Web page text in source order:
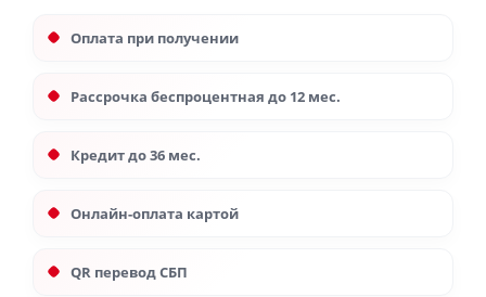
Оплата при получении
Рассрочка беспроцентная до 12 мес.
Кредит до 36 мес.
Онлайн-оплата картой
QR перевод СБП